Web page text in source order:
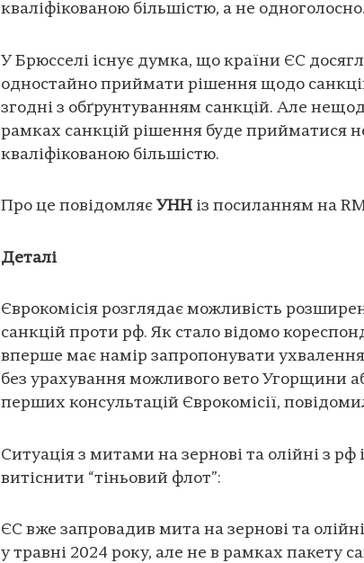
кваліфікованою більшістю, а не одноголосно.
У Брюсселі існує думка, що країни ЄС
одностайно приймати рішення щодо
згодні з обґрунтуванням санкцій. Але
рамках санкцій рішення буде прийматися
кваліфікованою більшістю.
Про це повідомляє УНН із посиланням на
Деталі
Єврокомісія розглядає можливість
санкцій проти рф. Як стало відомо
вперше має намір запропонувати
без урахування можливого вето Угорщини
перших консультацій Єврокомісії,
Ситуація з митами на зернові та олійні з рф
витіснити “тіньовий флот”:
ЄС вже запровадив мита на зернові та олійні
у травні 2024 року, але не в рамках пакету